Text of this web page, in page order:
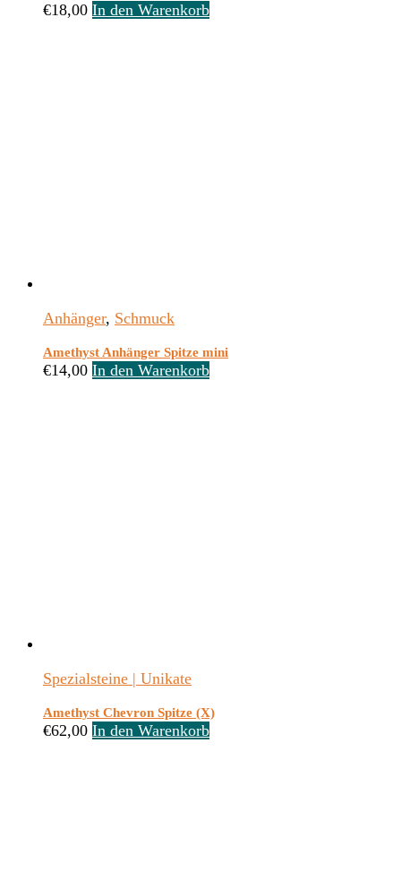
€18,00 In den Warenkorb
Anhänger, Schmuck
Amethyst Anhänger Spitze mini
€14,00 In den Warenkorb
Spezialsteine | Unikate
Amethyst Chevron Spitze (X)
€62,00 In den Warenkorb